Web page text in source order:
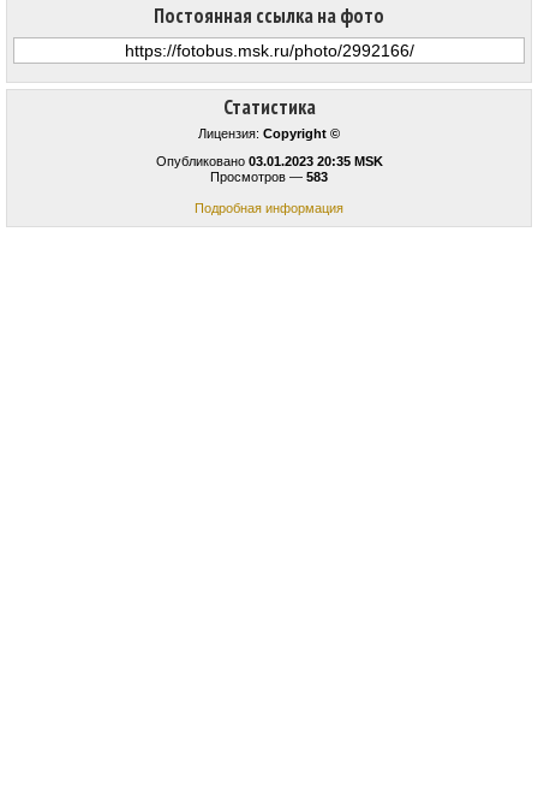
Статистика
Лицензия: Copyright ©
Опубликовано 03.01.2023 20:35 MSK
Просмотров — 583
Подробная информация
Постоянная ссылка на фото